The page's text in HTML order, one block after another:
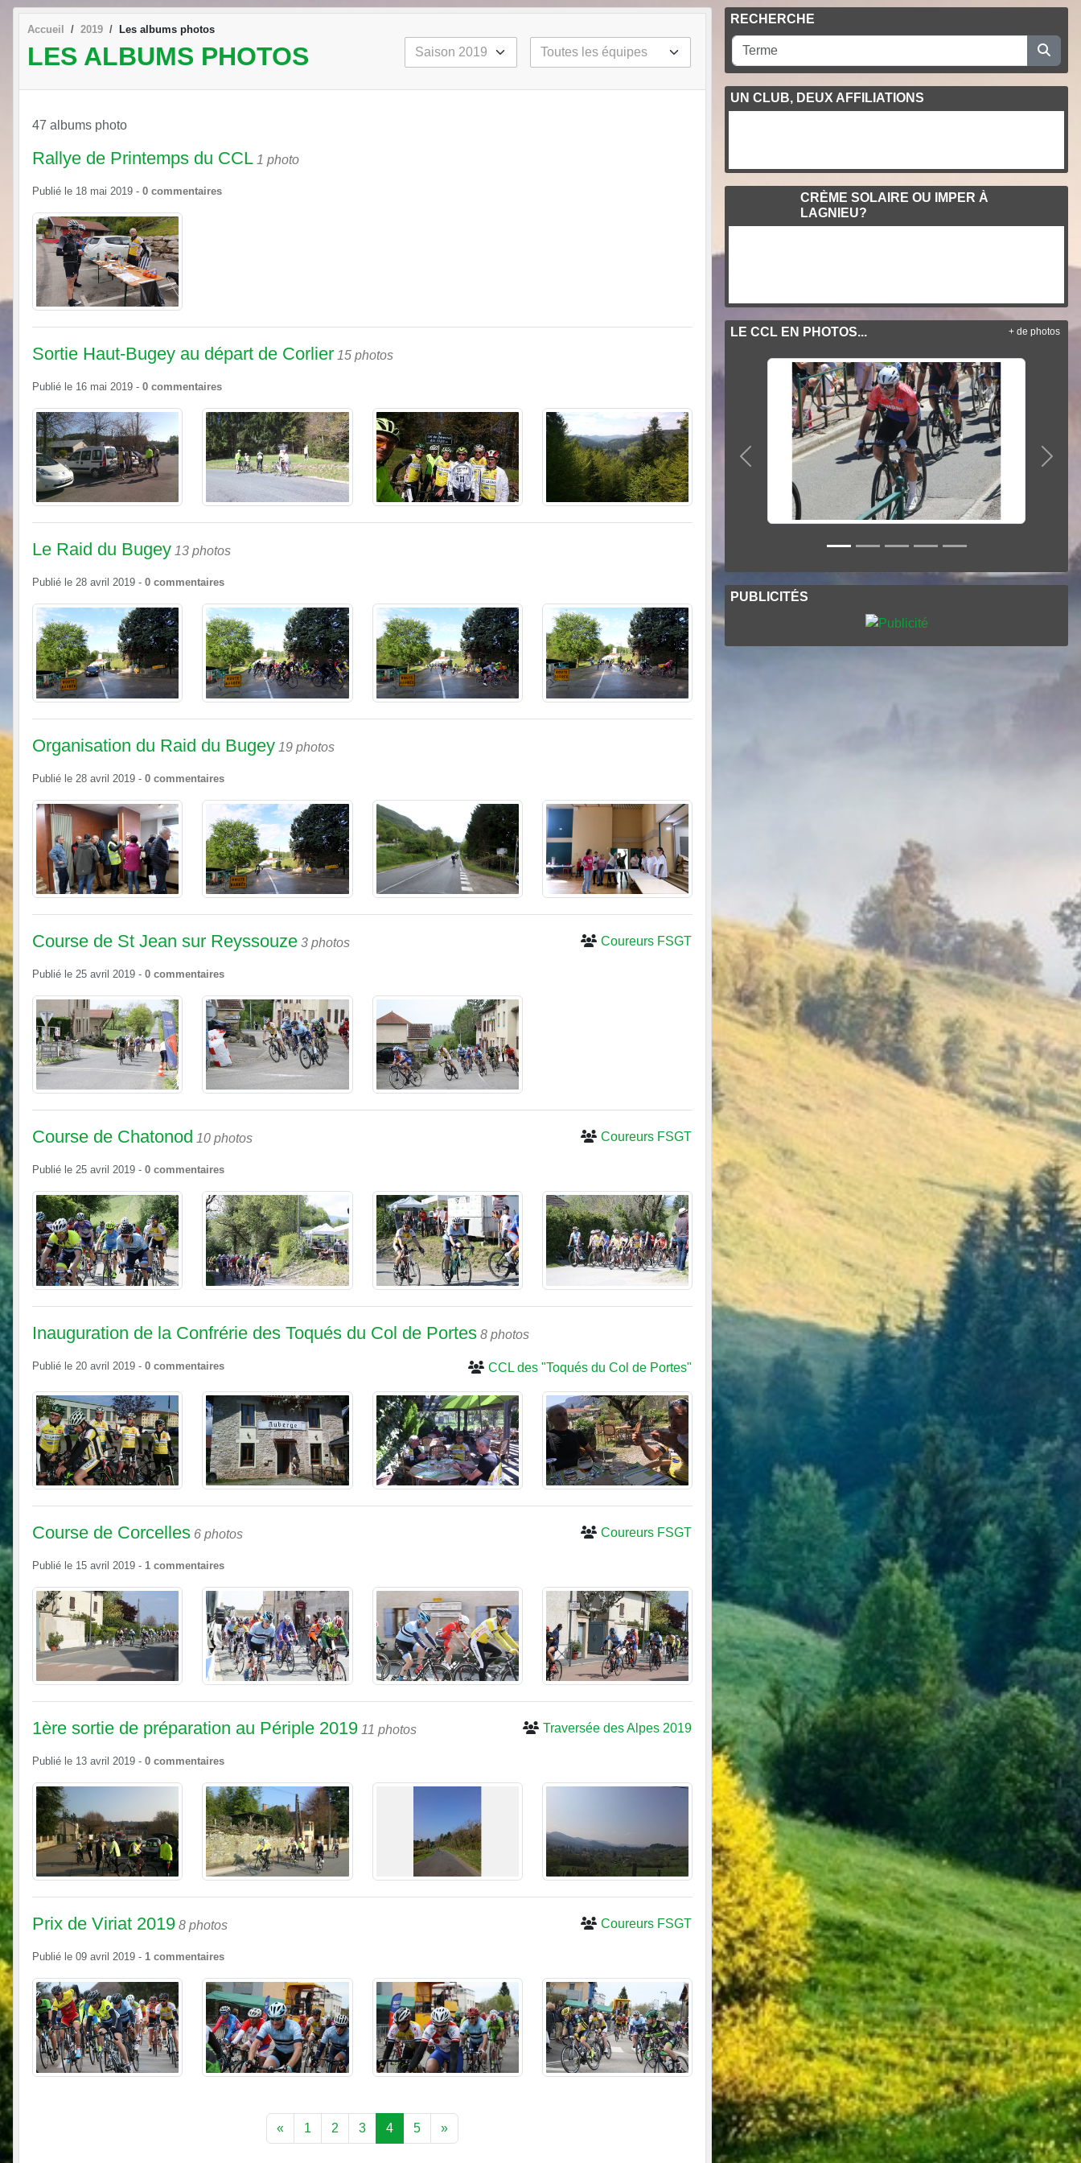
Accueil 2019 Les albums photos
LES ALBUMS PHOTOS
47 albums photo
Rallye de Printemps du CCL 1 photo
Publié le 18 mai 2019 - 0 commentaires
Sortie Haut-Bugey au départ de Corlier 15 photos
Publié le 16 mai 2019 - 0 commentaires
Le Raid du Bugey 13 photos
Publié le 28 avril 2019 - 0 commentaires
Organisation du Raid du Bugey 19 photos
Publié le 28 avril 2019 - 0 commentaires
Course de St Jean sur Reyssouze 3 photos Coureurs FSGT
Publié le 25 avril 2019 - 0 commentaires
Course de Chatonod 10 photos Coureurs FSGT
Publié le 25 avril 2019 - 0 commentaires
Inauguration de la Confrérie des Toqués du Col de Portes 8 photos
CCL des "Toqués du Col de Portes"
Publié le 20 avril 2019 - 0 commentaires
Course de Corcelles 6 photos Coureurs FSGT
Publié le 15 avril 2019 - 1 commentaires
1ère sortie de préparation au Périple 2019 11 photos Traversée des Alpes 2019
Publié le 13 avril 2019 - 0 commentaires
Prix de Viriat 2019 8 photos Coureurs FSGT
Publié le 09 avril 2019 - 1 commentaires
« 1 2 3 4 5 »
RECHERCHE
UN CLUB, DEUX AFFILIATIONS
CRÈME SOLAIRE OU IMPER À
LAGNIEU?
LE CCL EN PHOTOS...
Précedent
+ de photos
PUBLICITÉS